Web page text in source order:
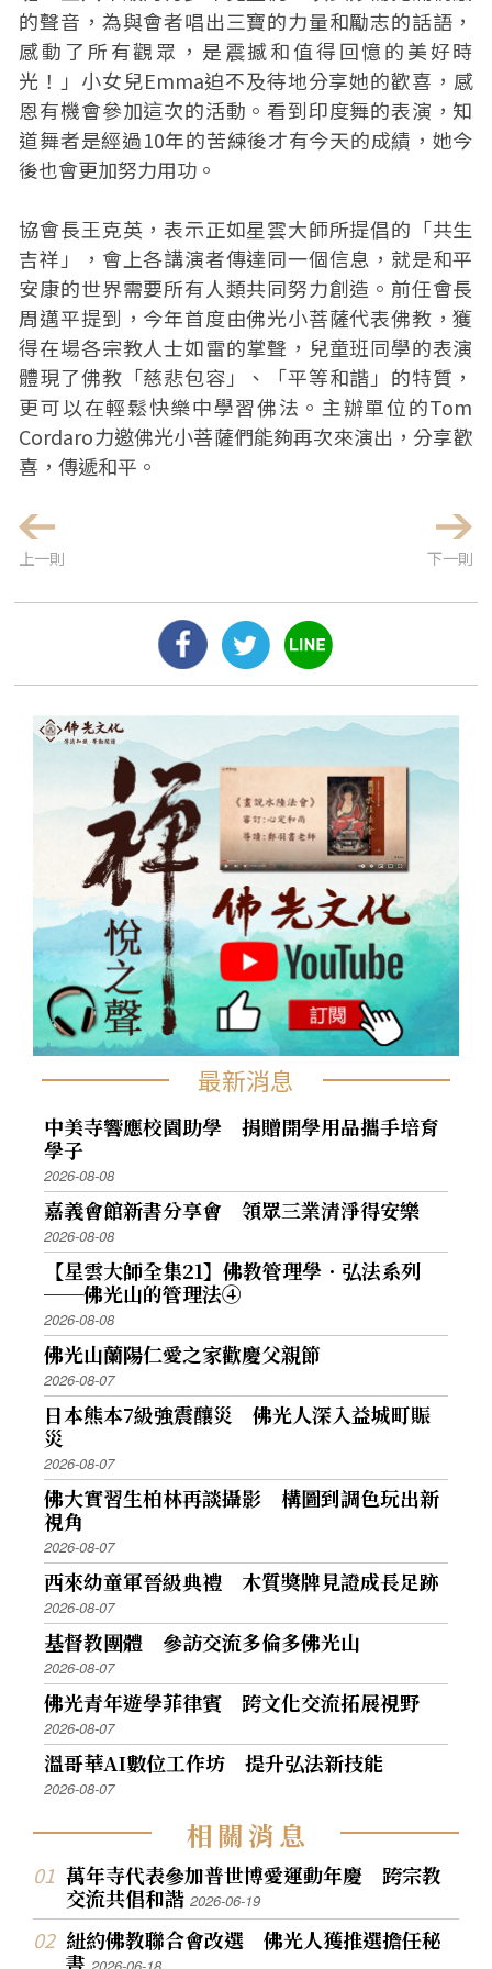
的聲音，為與會者唱出三寶的力量和勵志的話語，
感動了所有觀眾，是震撼和值得回憶的美好時
光！」小女兒Emma迫不及待地分享她的歡喜，感
恩有機會參加這次的活動。看到印度舞的表演，知
道舞者是經過10年的苦練後才有今天的成績，她今
後也會更加努力用功。
協會長王克英，表示正如星雲大師所提倡的「共生
吉祥」，會上各講演者傳達同一個信息，就是和平
安康的世界需要所有人類共同努力創造。前任會長
周邁平提到，今年首度由佛光小菩薩代表佛教，獲
得在場各宗教人士如雷的掌聲，兒童班同學的表演
體現了佛教「慈悲包容」、「平等和諧」的特質，
更可以在輕鬆快樂中學習佛法。主辦單位的Tom
Cordaro力邀佛光小菩薩們能夠再次來演出，分享歡
喜，傳遞和平。
上一則 下一則
最新消息
中美寺響應校園助學 捐贈開學用品攜手培育
學子
2026-08-08
嘉義會館新書分享會 領眾三業清淨得安樂
2026-08-08
【星雲大師全集21】佛教管理學．弘法系列
──佛光山的管理法④
2026-08-08
佛光山蘭陽仁愛之家歡慶父親節
2026-08-07
日本熊本7級強震釀災 佛光人深入益城町賑
災
2026-08-07
佛大實習生柏林再談攝影 構圖到調色玩出新
視角
2026-08-07
西來幼童軍晉級典禮 木質獎牌見證成長足跡
2026-08-07
基督教團體 參訪交流多倫多佛光山
2026-08-07
佛光青年遊學菲律賓 跨文化交流拓展視野
2026-08-07
溫哥華AI數位工作坊 提升弘法新技能
2026-08-07
相關消息
萬年寺代表參加普世博愛運動年慶 跨宗教
交流共倡和諧2026-06-19
紐約佛教聯合會改選 佛光人獲推選擔任秘
書